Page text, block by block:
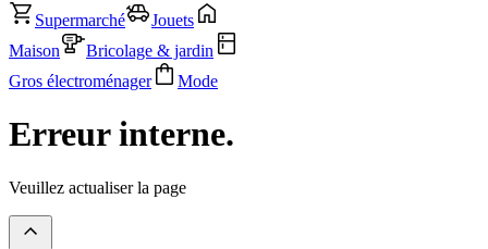
Supermarché
Jouets
Maison
Bricolage & jardin
Gros électroménager
Mode
Erreur interne.
Veuillez actualiser la page